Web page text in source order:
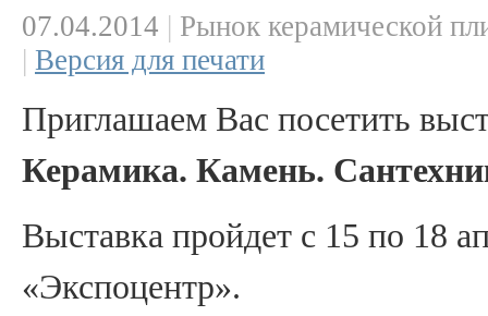
07.04.2014 | Рынок керамической
| Версия для печати
Приглашаем Вас посетить
Керамика. Камень.
Выставка пройдет c 15 по 18
«Экспоцентр».